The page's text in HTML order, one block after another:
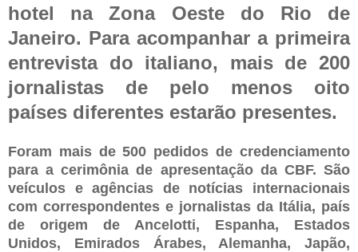
hotel na Zona Oeste do Rio de
Janeiro. Para acompanhar a primeira
entrevista do italiano, mais de 200
jornalistas de pelo menos oito
países diferentes estarão presentes.
Foram mais de 500 pedidos de credenciamento
para a cerimônia de apresentação da CBF. São
veículos e agências de notícias internacionais
com correspondentes e jornalistas da Itália, país
de origem de Ancelotti, Espanha, Estados
Unidos, Emirados Árabes, Alemanha, Japão,